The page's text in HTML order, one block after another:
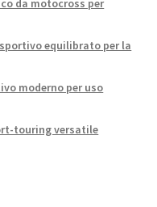
da motocross per
equilibrato per la
moderno per uso
touring versatile